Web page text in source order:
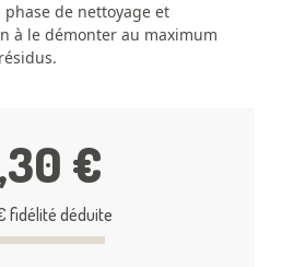
de nettoyage et
à le démonter au maximum
€
fidélité déduite